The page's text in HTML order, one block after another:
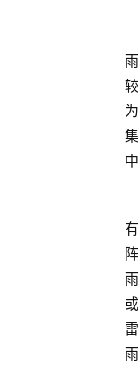
雨
较
为
集
中
有
阵
雨
或
雷
雨